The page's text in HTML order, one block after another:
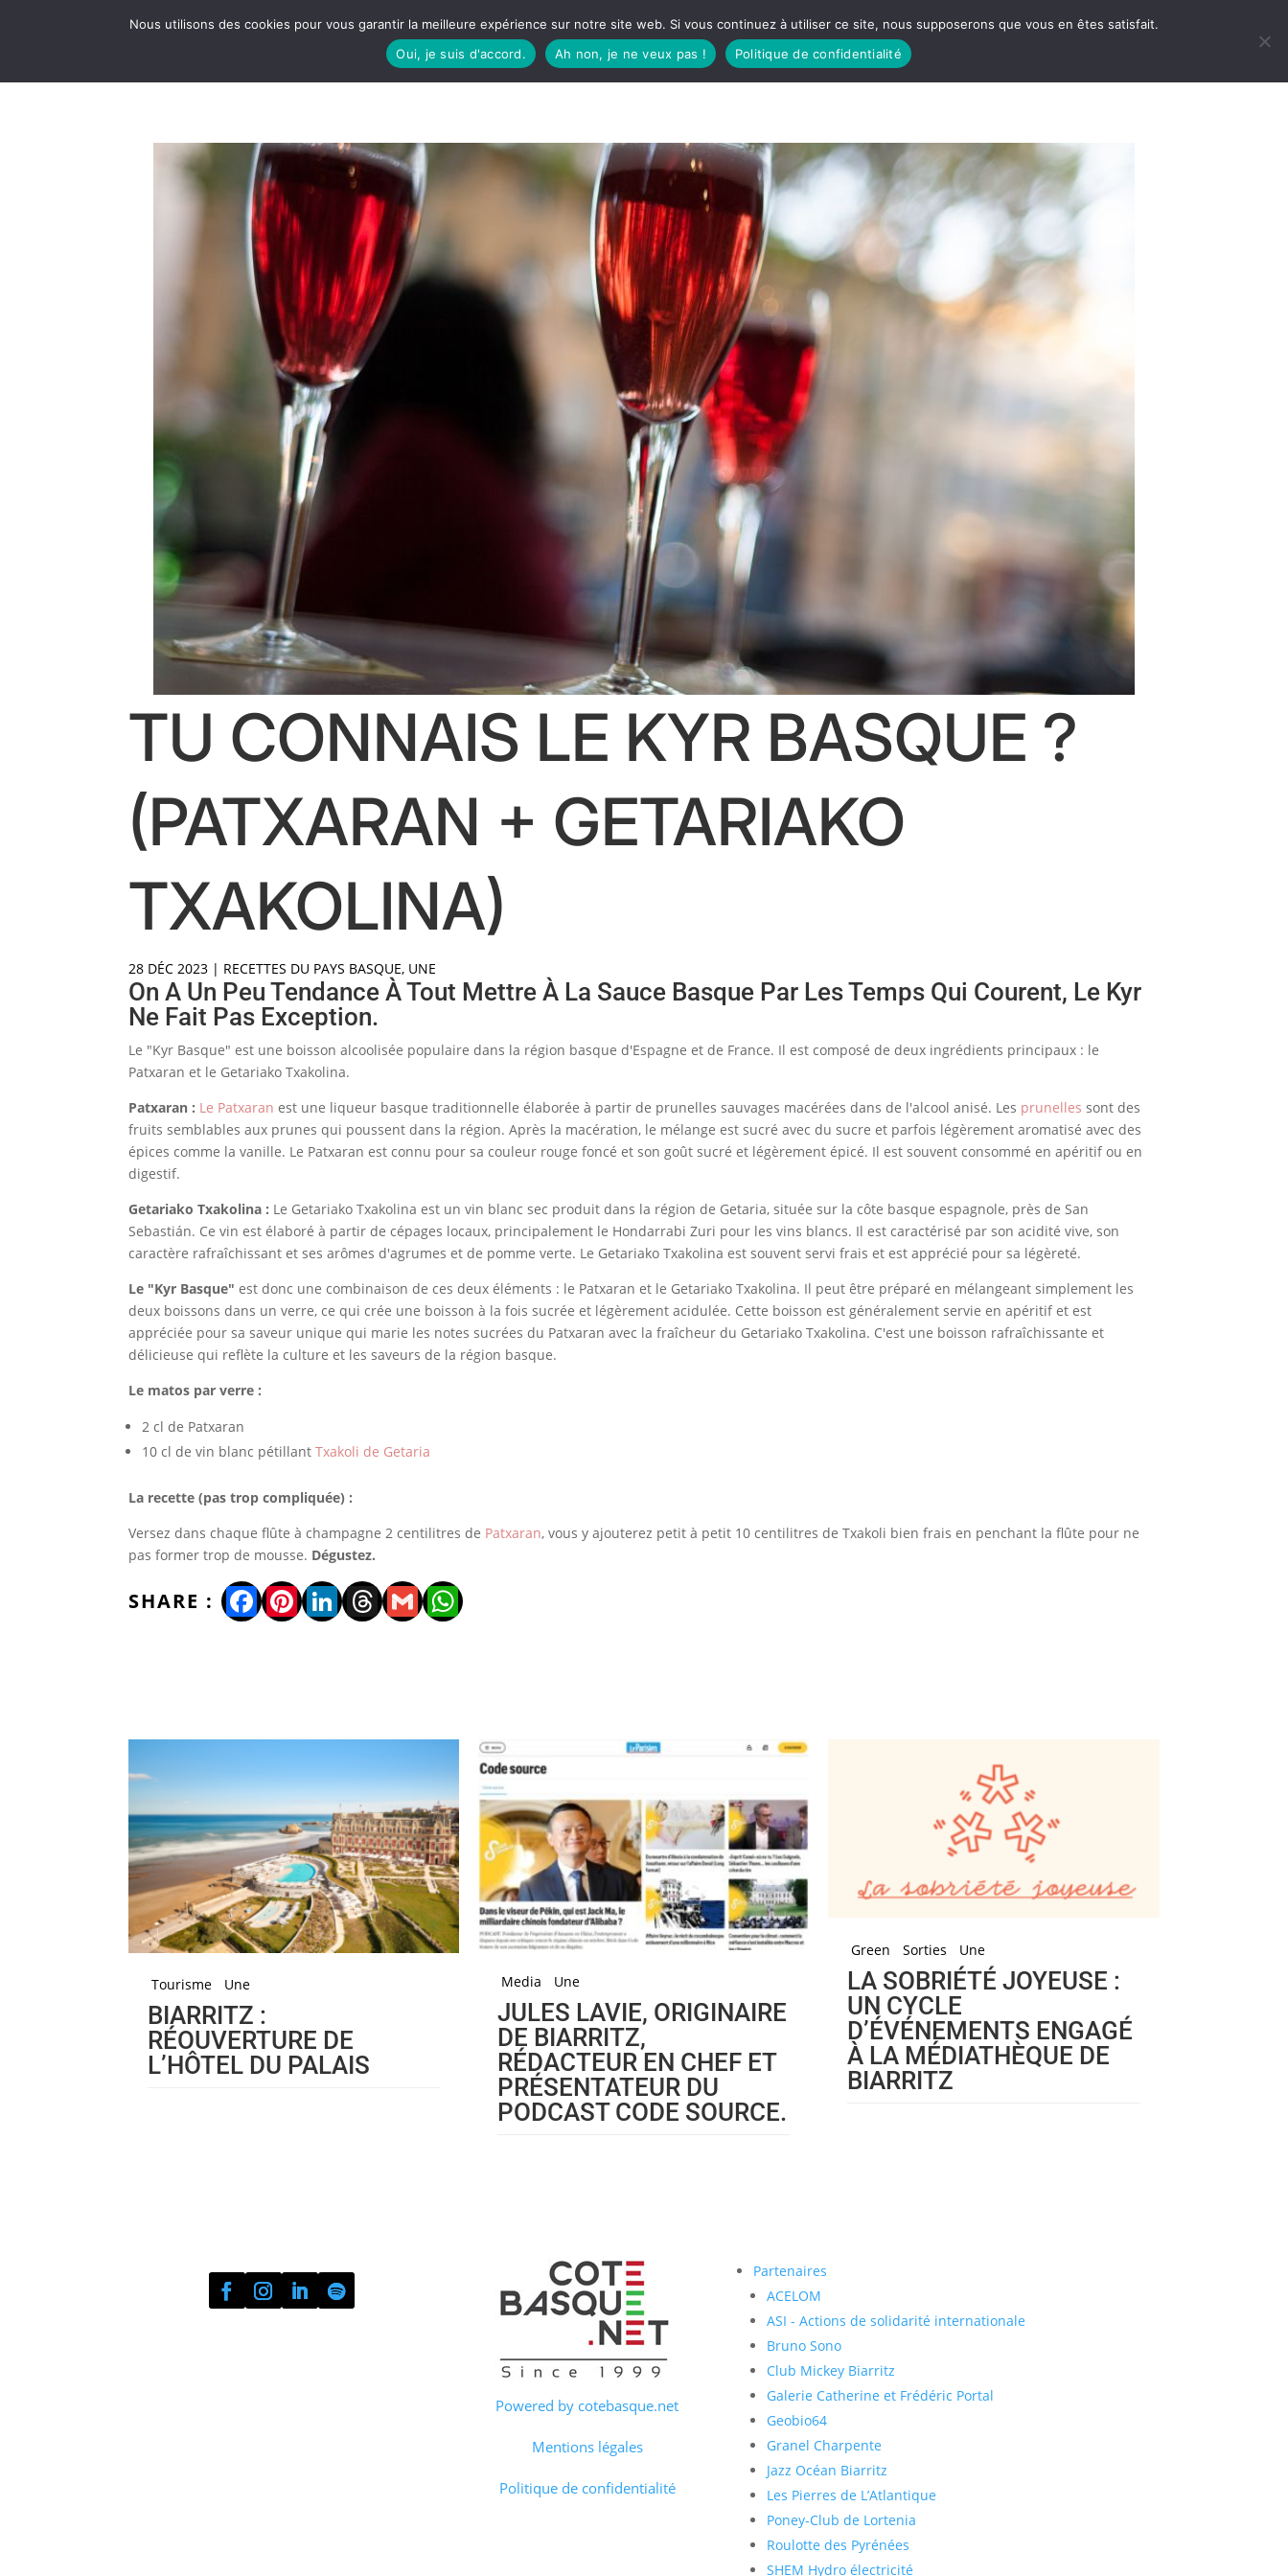
LE STUDIO FÊTES BASQUES À MANGER CÔTÉ SORTIES GREEN LIFE
TU CONNAIS LE KYR BASQUE ?
(PATXARAN + GETARIAKO
TXAKOLINA)
28 DÉC 2023 | RECETTES DU PAYS BASQUE, UNE
On A Un Peu Tendance À Tout Mettre À La Sauce Basque Par Les Temps Qui Courent, Le Kyr
Ne Fait Pas Exception.
Le "Kyr Basque" est une boisson alcoolisée populaire dans la région basque d'Espagne et de France. Il est composé de deux ingrédients principaux : le
Patxaran et le Getariako Txakolina.
Patxaran : Le Patxaranest une liqueur basque traditionnelle élaborée à partir de prunelles sauvages macérées dans de l'alcool anisé. Les prunellessont des
fruits semblables aux prunes qui poussent dans la région. Après la macération, le mélange est sucré avec du sucre et parfois légèrement aromatisé avec des
épices comme la vanille. Le Patxaran est connu pour sa couleur rouge foncé et son goût sucré et légèrement épicé. Il est souvent consommé en apéritif ou en
digestif.
Getariako Txakolina : Le Getariako Txakolina est un vin blanc sec produit dans la région de Getaria, située sur la côte basque espagnole, près de San
Sebastián. Ce vin est élaboré à partir de cépages locaux, principalement le Hondarrabi Zuri pour les vins blancs. Il est caractérisé par son acidité vive, son
caractère rafraîchissant et ses arômes d'agrumes et de pomme verte. Le Getariako Txakolina est souvent servi frais et est apprécié pour sa légèreté.
Le "Kyr Basque"est donc une combinaison de ces deux éléments : le Patxaran et le Getariako Txakolina. Il peut être préparé en mélangeant simplement les
deux boissons dans un verre, ce qui crée une boisson à la fois sucrée et légèrement acidulée. Cette boisson est généralement servie en apéritif et est
appréciée pour sa saveur unique qui marie les notes sucrées du Patxaran avec la fraîcheur du Getariako Txakolina. C'est une boisson rafraîchissante et
délicieuse qui reflète la culture et les saveurs de la région basque.
Le matos par verre :
2 cl de Patxaran
10 cl de vin blanc pétillantTxakoli de Getaria
La recette (pas trop compliquée) :
Versez dans chaque flûte à champagne 2 centilitres de Patxaran, vous y ajouterez petit à petit 10 centilitres de Txakoli bien frais en penchant la flûte pour ne
pas former trop de mousse. Dégustez.
Facebook
Pinterest
LinkedIn
Threads
GmailWhatsApp
Tourisme Une
BIARRITZ :
RÉOUVERTURE DE
L’HÔTEL DU PALAIS
Media Une
JULES LAVIE, ORIGINAIRE
DE BIARRITZ,
RÉDACTEUR EN CHEF ET
PRÉSENTATEUR DU
PODCAST CODE SOURCE.
Green Sorties Une
LA SOBRIÉTÉ JOYEUSE :
UN CYCLE
D’ÉVÉNEMENTS ENGAGÉ
À LA MÉDIATHÈQUE DE
BIARRITZ
Powered by cotebasque.net
Mentions légales
Politique de confidentialité
Partenaires
ACELOM
ASI - Actions de solidarité internationale
Bruno Sono
Club Mickey Biarritz
Galerie Catherine et Frédéric Portal
Geobio64
Granel Charpente
Jazz Océan Biarritz
Les Pierres de L’Atlantique
Poney-Club de Lortenia
Roulotte des Pyrénées
SHEM Hydro électricité
Nous utilisons des cookies pour vous garantir la meilleure expérience sur notre site web. Si vous continuez à utiliser ce site, nous supposerons que vous en êtes satisfait.
Oui, je suis d'accord.
Ah non, je ne veux pas ! Politique de confidentialité